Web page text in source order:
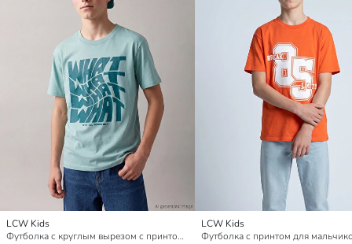
LCW Kids
Футболка с круглым вырезом с принтом для мальчиков
LCW Kids
Футболка с принтом для